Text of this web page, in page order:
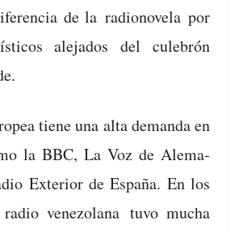
de la radionov­elapor
ale­ja­dos del cule­brón
tiene una alta deman­da en
la BBC, La Voz de Ale­ma­
Exte­ri­or de España. En los
radio vene­zolana tuvo mucha